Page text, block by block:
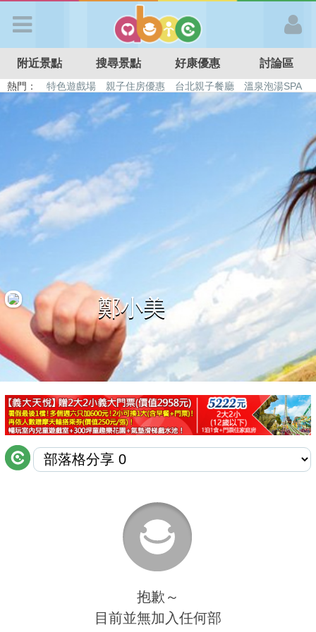
APP登入
首 頁
搜尋景點
好康優惠
最新留言
商家合作
推薦景點
討論區
聯絡我們
附近景點 搜尋景點 好康優惠 討論區
熱門： 特色遊戲場 親子住房優惠 台北親子餐廳
溫泉泡湯SPA
溜滑梯民宿
觀光工廠 日本親子景點
鄭小美
抱歉～
目前並無加入任何部